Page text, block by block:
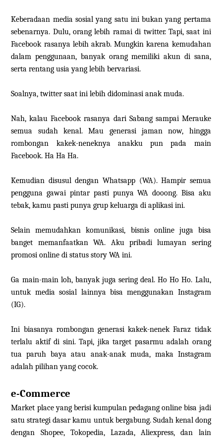
Keberadaan media sosial yang satu ini bukan yang pertama
sebenarnya. Dulu, orang lebih ramai di twitter. Tapi, saat ini
Facebook rasanya lebih akrab. Mungkin karena kemudahan
dalam penggunaan, banyak orang memiliki akun di sana,
serta rentang usia yang lebih bervariasi.
Soalnya, twitter saat ini lebih didominasi anak muda.
Nah, kalau Facebook rasanya dari Sabang sampai Merauke
semua sudah kenal. Mau generasi jaman now, hingga
rombongan kakek-neneknya anakku pun pada main
Facebook. Ha Ha Ha.
Kemudian disusul dengan Whatsapp (WA). Hampir semua
pengguna gawai pintar pasti punya WA dooong. Bisa aku
tebak, kamu pasti punya grup keluarga di aplikasi ini.
Selain memudahkan komunikasi, bisnis online juga bisa
banget memanfaatkan WA. Aku pribadi lumayan sering
promosi online di status story WA ini.
Ga main-main loh, banyak juga sering deal. Ho Ho Ho. Lalu,
untuk media sosial lainnya bisa menggunakan Instagram
(IG).
Ini biasanya rombongan generasi kakek-nenek Faraz tidak
terlalu aktif di sini. Tapi, jika target pasarmu adalah orang
tua paruh baya atau anak-anak muda, maka Instagram
adalah pilihan yang cocok.
e-Commerce
Market place yang berisi kumpulan pedagang online bisa jadi
satu strategi dasar kamu untuk bergabung. Sudah kenal dong
dengan Shopee, Tokopedia, Lazada, Aliexpress, dan lain